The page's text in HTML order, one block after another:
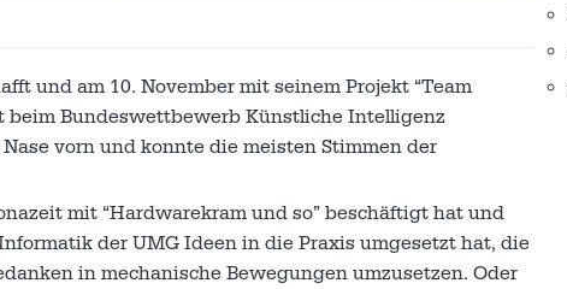
und am 10. November mit seinem Projekt “Team
beim Bundeswettbewerb Künstliche Intelligenz
vorn und konnte die meisten Stimmen der
mit “Hardwarekram und so” beschäftigt hat und
der UMG Ideen in die Praxis umgesetzt hat, die
in mechanische Bewegungen umzusetzen. Oder